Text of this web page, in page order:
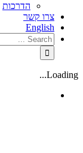
הדרכות
צרו קשר
English
Loading...